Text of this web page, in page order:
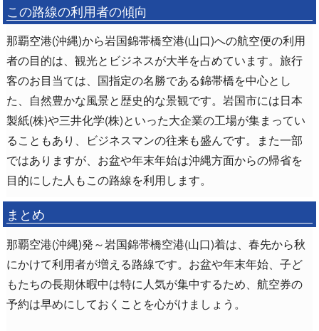
この路線の利用者の傾向
那覇空港(沖縄)から岩国錦帯橋空港(山口)への航空便の利用
者の目的は、観光とビジネスが大半を占めています。旅行
客のお目当ては、国指定の名勝である錦帯橋を中心とし
た、自然豊かな風景と歴史的な景観です。岩国市には日本
製紙(株)や三井化学(株)といった大企業の工場が集まってい
ることもあり、ビジネスマンの往来も盛んです。また一部
ではありますが、お盆や年末年始は沖縄方面からの帰省を
目的にした人もこの路線を利用します。
まとめ
那覇空港(沖縄)発～岩国錦帯橋空港(山口)着は、春先から秋
にかけて利用者が増える路線です。お盆や年末年始、子ど
もたちの長期休暇中は特に人気が集中するため、航空券の
予約は早めにしておくことを心がけましょう。